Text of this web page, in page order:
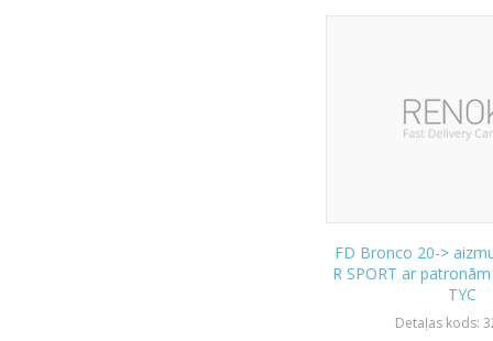
FD Bronco 20->
R SPORT ar
TYC
Detaļas kods: